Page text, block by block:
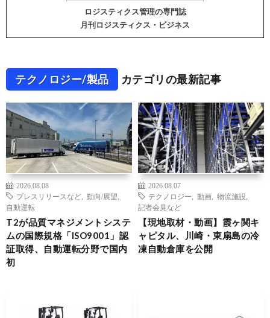
ロジスティクス管理の専門誌
月刊ロジスティクス・ビジネス
テクノロジー/製品 カテゴリの最新記事
2026.08.08
プレスリリースなど
動向/展望
自動運転
T2が品質マネジメントシステ
ムの国際規格「ISO9001」認
証取得、自動運転分野で国内
初
2026.08.07
テクノロジー
動画 物流施設
記者会見など
【現地取材・動画】霞ヶ関キ
ャピタル、川崎・東扇島の冷
凍自動倉庫を公開